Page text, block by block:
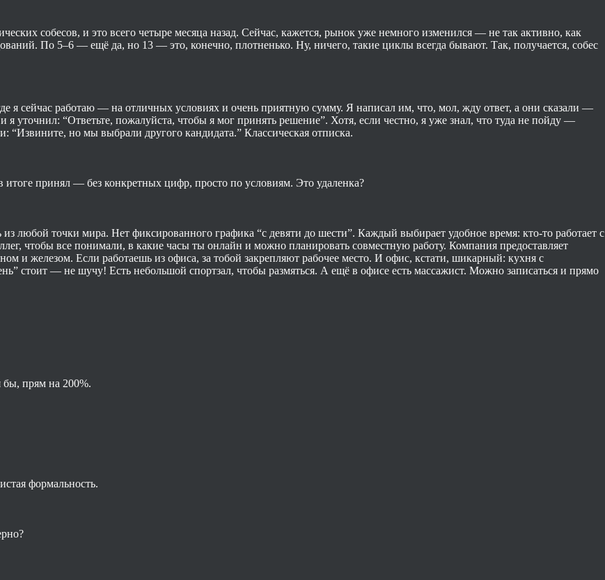
собесов, и это всего четыре месяца назад. Сейчас, кажется, рынок уже немного изменился — не так активно, как
По 5–6 — ещё да, но 13 — это, конечно, плотненько. Ну, ничего, такие циклы всегда бывают. Так, получается, собес
я сейчас работаю — на отличных условиях и очень приятную сумму. Я написал им, что, мол, жду ответ, а они сказали —
уточнил: “Ответьте, пожалуйста, чтобы я мог принять решение”. Хотя, если честно, я уже знал, что туда не пойду —
“Извините, но мы выбрали другого кандидата.” Классическая отписка.
принял — без конкретных цифр, просто по условиям. Это удаленка?
любой точки мира. Нет фиксированного графика “с девяти до шести”. Каждый выбирает удобное время: кто-то работает с
чтобы все понимали, в какие часы ты онлайн и можно планировать совместную работу. Компания предоставляет
и железом. Если работаешь из офиса, за тобой закрепляют рабочее место. И офис, кстати, шикарный: кухня с
стоит — не шучу! Есть небольшой спортзал, чтобы размяться. А ещё в офисе есть массажист. Можно записаться и прямо
бы, прям на 200%.
формальность.